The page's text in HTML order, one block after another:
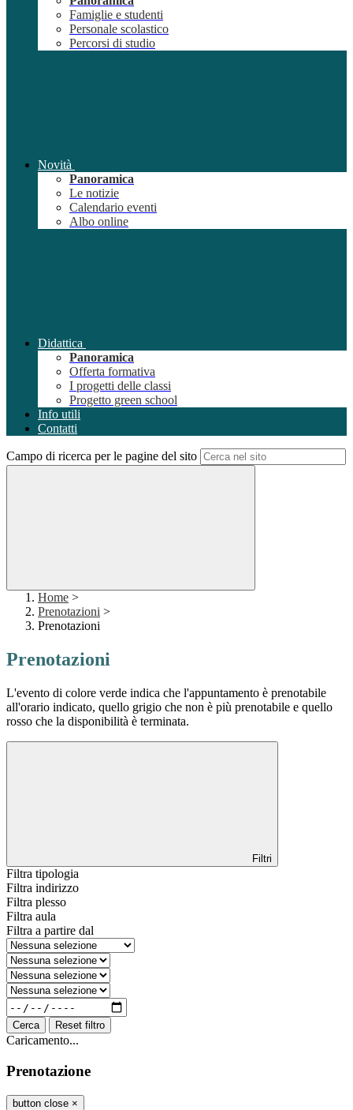
Famiglie e studenti
Personale scolastico
Percorsi di studio
Novità
Panoramica
Le notizie
Calendario eventi
Albo online
Didattica
Panoramica
Offerta formativa
I progetti delle classi
Progetto green school
Info utili
Contatti
Campo di ricerca per le pagine del sito
Home >
Prenotazioni >
Prenotazioni
Prenotazioni
L'evento di colore verde indica che l'appuntamento è prenotabile
all'orario indicato, quello grigio che non è più prenotabile e quello
rosso che la disponibilità è terminata.
Filtri
Filtra tipologia
Filtra indirizzo
Filtra plesso
Filtra aula
Filtra a partire dal
Cerca Reset filtro
Caricamento...
Prenotazione
button close ×